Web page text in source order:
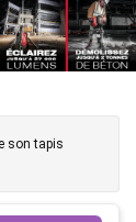
son tapis